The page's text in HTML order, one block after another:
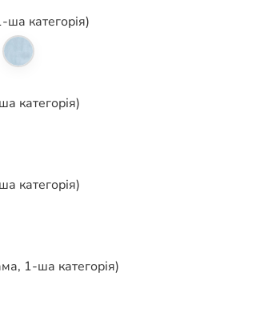
категорія)
категорія)
категорія)
1-ша категорія)